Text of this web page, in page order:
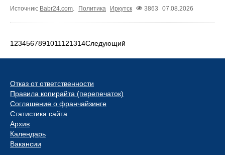
Источник: Babr24.com. Политика Иркутск 3863 07.08.2026
1 234567891011121314Следующий
Отказ от ответственности
Правила копирайта (перепечаток)
Соглашение о франчайзинге
Статистика сайта
Архив
Календарь
Вакансии